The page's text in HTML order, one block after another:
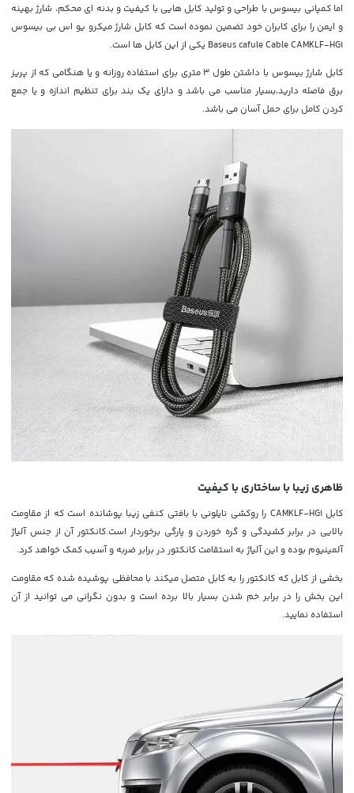
اما کمپانی بیسوس با طراحی و تولید کابل هایی با کیفیت و بدنه ای محکم، شارژ بهینه
و ایمن را برای کابران خود تضمین نموده است که کابل شارژ میکرو یو اس بی بیسوس
Baseus cafule Cable CAMKLF-HG1 یکی از این کابل ها است.
کابل شارژ بیسوس با داشتن طول 3 متری برای استفاده روزانه و یا هنگامی که از پریز
برق فاصله دارید،بسیار مناسب می باشد و دارای یک بند برای تنظیم اندازه و یا جمع
کردن کامل برای حمل آسان می باشد.
ظاهری زیبا با ساختاری با کیفیت
کابل CAMKLF-HG1 را روکشی نایلونی با بافتی کنفی زیبا پوشانده است که از مقاومت
بالایی در برابر کشیدگی و گره خوردن و پارگی برخوردار است.کانکتور آن از جنس آلیاژ
آلمینیوم بوده و این آلیاژ به استقامت کانکتور در برابر ضربه و آسیب کمک خواهد کرد.
بخشی از کابل که کانکتور را به کابل متصل میکند با محافظی پوشیده شده که مقاومت
این بخش را در برابر خم شدن بسیار بالا برده است و بدون نگرانی می توانید از آن
استفاده نمایید.